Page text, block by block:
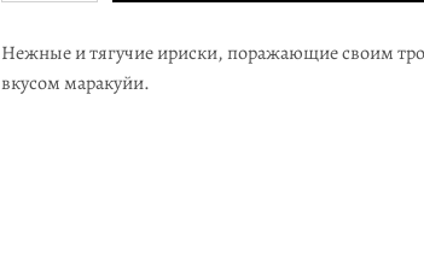
Нежные и тягучие ириски, поражающие своим
вкусом маракуйи.